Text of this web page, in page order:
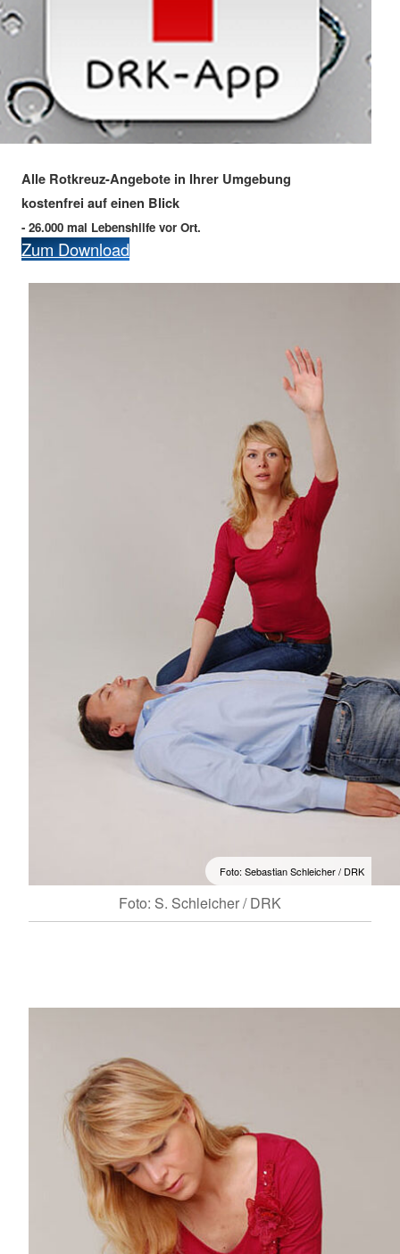
Alle Rotkreuz-Angebote in Ihrer Umgebung
kostenfrei auf einen Blick
- 26.000 mal Lebenshilfe vor Ort.
Zum Download
Foto: Sebastian Schleicher / DRK
Foto: S. Schleicher / DRK